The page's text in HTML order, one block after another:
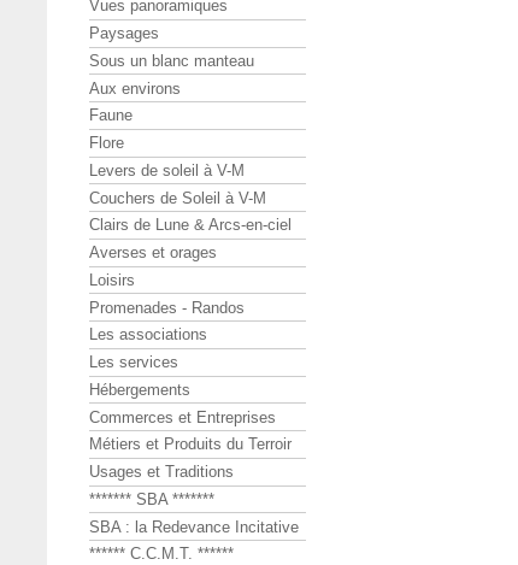
Vues panoramiques
Paysages
Sous un blanc manteau
Aux environs
Faune
Flore
Levers de soleil à V-M
Couchers de Soleil à V-M
Clairs de Lune & Arcs-en-ciel
Averses et orages
Loisirs
Promenades - Randos
Les associations
Les services
Hébergements
Commerces et Entreprises
Métiers et Produits du Terroir
Usages et Traditions
******* SBA *******
SBA : la Redevance Incitative
****** C.C.M.T. ******